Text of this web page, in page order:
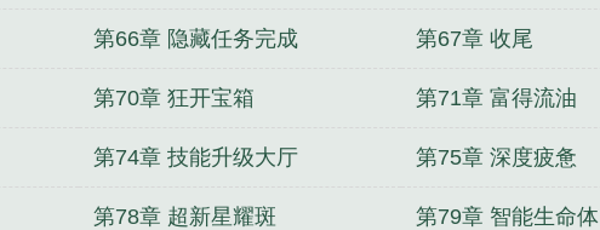
第66章 隐藏任务完成 第67章 收尾
第70章 狂开宝箱 第71章 富得流油
第74章 技能升级大厅 第75章 深度疲惫
第78章 超新星耀斑 第79章 智能生命体